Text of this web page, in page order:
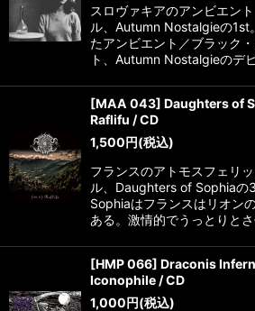
スロヴァキアのアンビエン
ル、Autumn Nostalgieの1st
たアンビエント／ブラック
ト、Autumn Nostalgieのデ
[MAA 043] Daughters of
Raflifu / CD
1,500円(税込)
フランスのアトモスフェリ
ル、Daughters of Sophia
Sophiaはフランスはリオン
ある。激情的でうっとりと
[HMP 066] Draconis
Iconophile / CD
1,000円(税込)